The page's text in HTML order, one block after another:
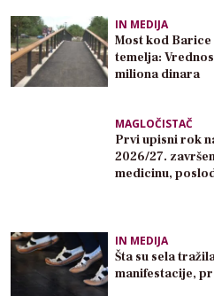
IN MEDIJA
Most kod
temelja:
miliona dinara
MAGLOČISTAČ
Prvi upisni rok
2026/27.
medicinu,
IN MEDIJA
Šta su sela
manifestacije,